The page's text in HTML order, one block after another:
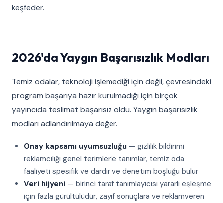
keşfeder.
2026'da Yaygın Başarısızlık Modları
Temiz odalar, teknoloji işlemediği için değil, çevresindeki
program başarıya hazır kurulmadığı için birçok
yayıncıda teslimat başarısız oldu. Yaygın başarısızlık
modları adlandırılmaya değer.
Onay kapsamı uyumsuzluğu — gizlilik bildirimi
reklamcılığı genel terimlerle tanımlar, temiz oda
faaliyeti spesifik ve dardır ve denetim boşluğu bulur
Veri hijyeni — birinci taraf tanımlayıcısı yararlı eşleşme
için fazla gürültülüdür, zayıf sonuçlara ve reklamveren